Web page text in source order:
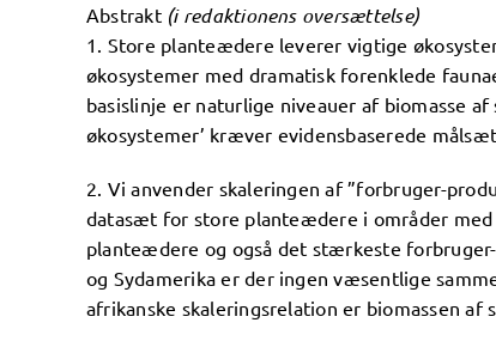
Abstrakt (i redaktionens oversættelse)
1. Store planteædere leverer vigtige
økosystemer med dramatisk forenklede
basislinje er naturlige niveauer af biomasse
økosystemer’ kræver evidensbaserede
2. Vi anvender skaleringen af ​​”forbruger-
datasæt for store planteædere i områder
planteædere og også det stærkeste
og Sydamerika er der ingen væsentlige
afrikanske skaleringsrelation er biomassen